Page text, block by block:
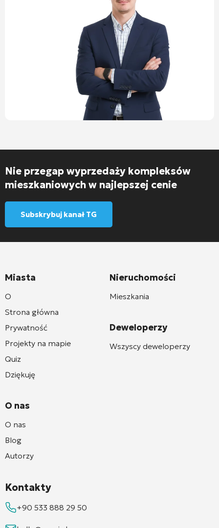
Nie przegap wyprzedaży kompleksów
mieszkaniowych w najlepszej cenie
Subskrybuj kanał TG
Miasta
O
Strona główna
Prywatność
Projekty na mapie
Quiz
Dziękuję
O nas
O nas
Blog
Autorzy
Nieruchomości
Mieszkania
Deweloperzy
Wszyscy deweloperzy
Kontakty
+90 533 888 29 50